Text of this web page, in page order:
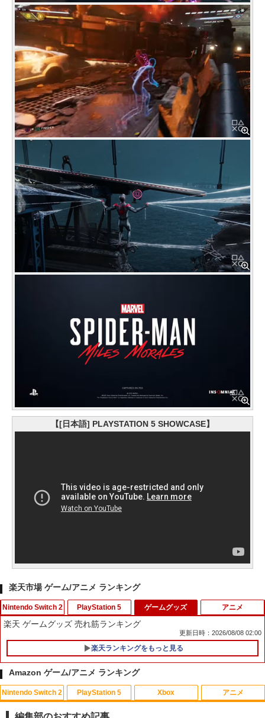
【[日本語] PLAYSTATION 5 SHOWCASE】
楽天市場 ゲーム/アニメ ランキング
Nintendo Switch 2
1
Switch2 保護フィルム スイッチ2 保護フ
ィルム switch2 フィルム Switch2 ガラ
スフィルム スイッチ2 フィルム ガイド
貼り付け キット カバー Switch 2 本体
アクセサリー Nintendo Switch2 ケース
可 透明 ブルーライト カット 99％ FIRM
E
PlayStation 5
1
PRO FREAK V2 Cheeky (通常版) モデ
ル プロフリーク PS5 PS4 NS proチーキ
ー 凹型 FPS 無段階高さ調節 profreek バ
ージョン2 PS4 PS5 nintendo switch プ
ロコン対応【定形外郵便のみ送料無料】
Playstation 5特許取得済み日本製しまリ
ス堂
ゲームグッズ
楽天 ゲームグッズ 売れ筋ランキング
更新日時：2026/08/08 02:00
楽天ランキングをもっと見る
アニメ
1
ミュージカル『刀剣乱舞』 ～静かなる夜
半の寝ざめ～【Blu-ray】 [ ミュージカル
Amazon ゲーム/アニメ ランキング
Nintendo Switch 2 PlayStation 5 Xbox アニメ